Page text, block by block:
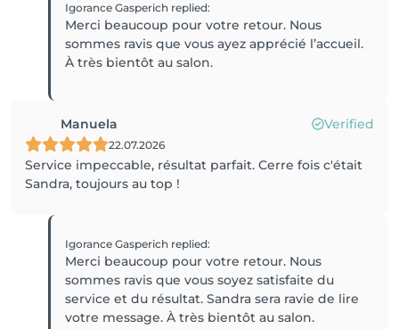
Igorance Gasperich replied:
Merci beaucoup pour votre retour. Nous
sommes ravis que vous ayez apprécié l’accueil.
Manuela Verified
22.07.2026
Service impeccable, résultat parfait. Cerre fois c'était
Sandra, toujours au top !
Igorance Gasperich replied:
Merci beaucoup pour votre retour. Nous
sommes ravis que vous soyez satisfaite du
service et du résultat. Sandra sera ravie de lire